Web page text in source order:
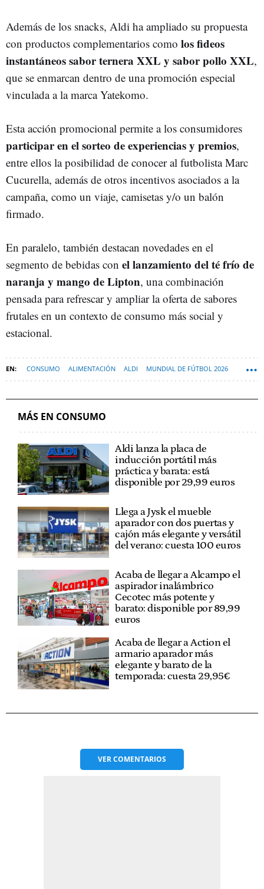
Además de los snacks, Aldi ha ampliado su propuesta
con productos complementarios como los fideos
instantáneos sabor ternera XXL y sabor pollo XXL,
que se enmarcan dentro de una promoción especial
vinculada a la marca Yatekomo.
Esta acción promocional permite a los consumidores
participar en el sorteo de experiencias y premios,
entre ellos la posibilidad de conocer al futbolista Marc
Cucurella, además de otros incentivos asociados a la
campaña, como un viaje, camisetas y/o un balón
firmado.
En paralelo, también destacan novedades en el
segmento de bebidas con el lanzamiento del té frío de
naranja y mango de Lipton, una combinación
pensada para refrescar y ampliar la oferta de sabores
frutales en un contexto de consumo más social y
estacional.
CONSUMO ALIMENTACIÓN ALDI MUNDIAL DE FÚTBOL 2026
MÁS EN CONSUMO
Aldi lanza la placa de
inducción portátil más
práctica y barata: está
disponible por 29,99 euros
Llega a Jysk el mueble
aparador con dos puertas y
cajón más elegante y versátil
del verano: cuesta 100 euros
Acaba de llegar a Alcampo el
aspirador inalámbrico
Cecotec más potente y
barato: disponible por 89,99
euros
Acaba de llegar a Action el
armario aparador más
elegante y barato de la
temporada: cuesta 29,95€
VERCOMENTARIOS